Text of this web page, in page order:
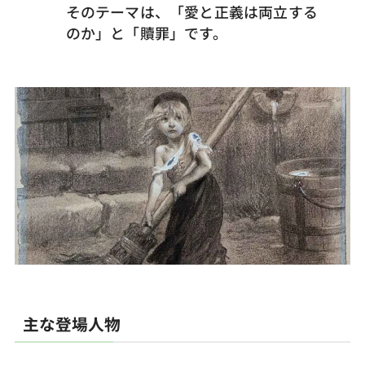
そのテーマは、「愛と正義は両立する
のか」と「贖罪」です。
主な登場人物